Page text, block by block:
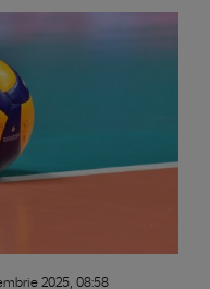
2025, 08:58